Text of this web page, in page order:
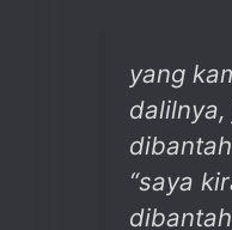
yang
“saya